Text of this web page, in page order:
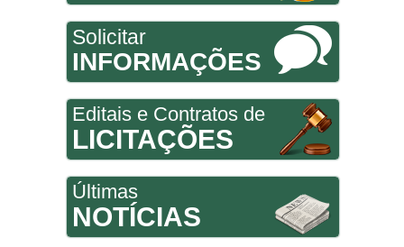
Solicitar
INFORMAÇÕES
Editais e Contratos de
LICITAÇÕES
Últimas
NOTÍCIAS